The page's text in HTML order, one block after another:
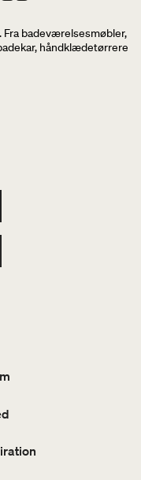
badeværelsesmøbler,
håndklædetørrere